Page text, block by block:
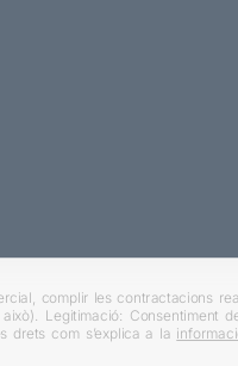
complir les contractacions
Legitimació: Consentiment de
drets com s’explica a la